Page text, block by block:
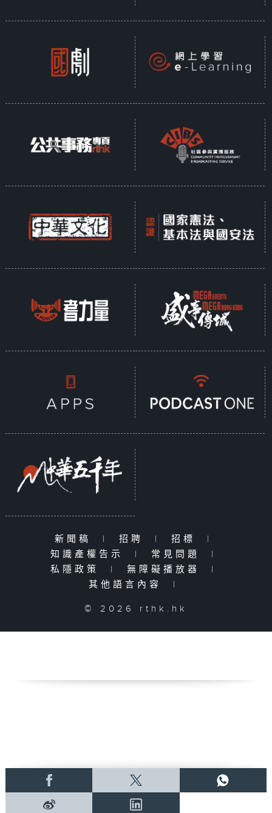
新聞稿 | 招聘 | 招標
|
知識產權告示
| 常見問題
|
私隱政策
| 無障礙播放器
|
其他語言內容
|
© 2026 rthk.hk